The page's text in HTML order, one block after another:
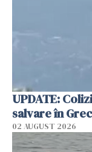
UPDATE:
salvare în
02 AUGUST 2026